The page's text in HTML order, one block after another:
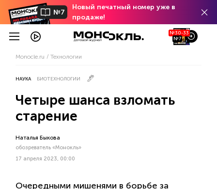
№7
Новый печатный номер уже в
продаже!
№30-33
№7
Monocle.ru Технологии
НАУКА БИОТЕХНОЛОГИИ
Четыре шанса взломать
старение
Наталья Быкова
обозреватель «Монокль»
17 апреля 2023, 00:00
Очередными мишенями в борьбе за